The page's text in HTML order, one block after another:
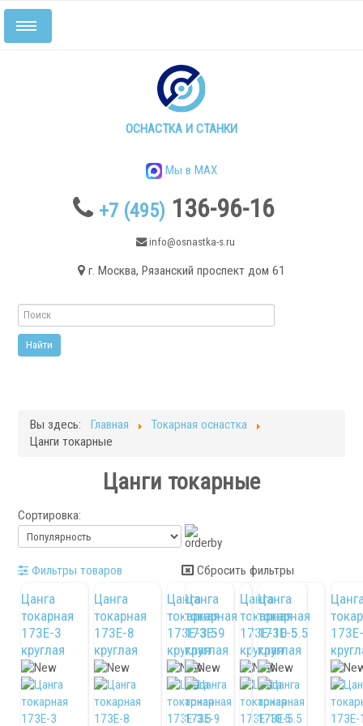
ОСНАСТКА И СТАНКИ
Мы в MAX
+7 (495) 136-96-16
info@osnastka-s.ru
г. Москва, Рязанский проспект дом 61
Включить/
выключить
Токарные станки
Плоскошлифовальные станки
Токарная оснастка
Вы здесь: Главная
Токарная оснастка
Цанги токарные
Цанги токарные
Сортировка:
Фильтры товаров Сбросить фильтры
Цанга
токарная
173E-3
круглая
Цанга
токарная
173E-8
круглая
Цанга
токарная
173E-3.5
круглая
Цанга
токарная
173E-10.5
круглая
Цанга
токарная
173E-9
круглая
Цанга
токарная
173E-5.5
круглая